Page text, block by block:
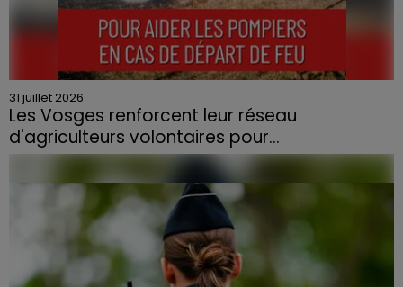
31 juillet 2026
Les Vosges renforcent leur réseau
d'agriculteurs volontaires pour...
Face à la sécheresse et aux risques de départs de feu,
la Chambre d'agriculture des Vosges a lancé un appel
aux agriculteurs volontaires pour venir en aide...